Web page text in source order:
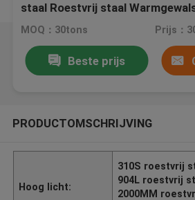
staal Roestvrij staal
MOQ：30tons
Beste prijs
PRODUCTOMSCHRIJVING
Hoog licht:
310S roestvrij
904L roestvrij
2000MM